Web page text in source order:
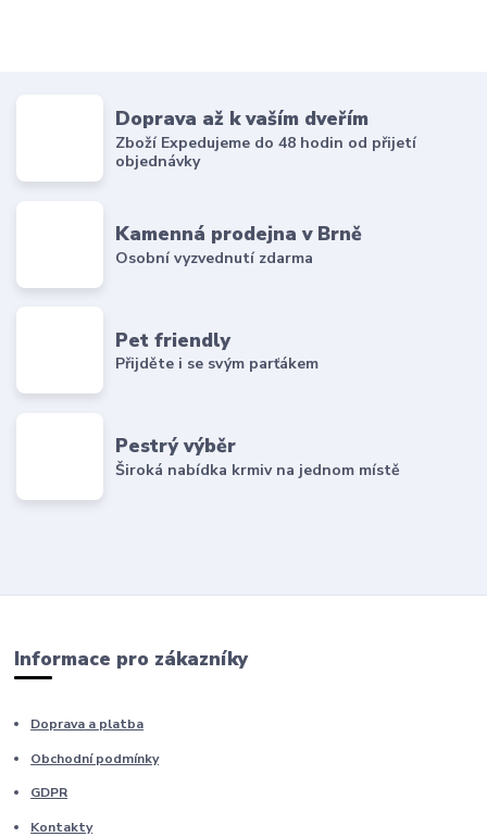
Doprava až k vaším dveřím
Zboží Expedujeme do 48 hodin od přijetí
objednávky
Kamenná prodejna v Brně
Osobní vyzvednutí zdarma
Pet friendly
Přijděte i se svým parťákem
Pestrý výběr
Široká nabídka krmiv na jednom místě
Informace pro zákazníky
Doprava a platba
Obchodní podmínky
GDPR
Kontakty